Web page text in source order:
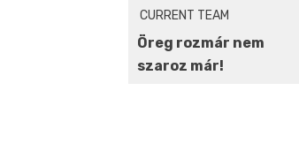
CURRENT TEAM
Öreg rozmár nem
szaroz már!